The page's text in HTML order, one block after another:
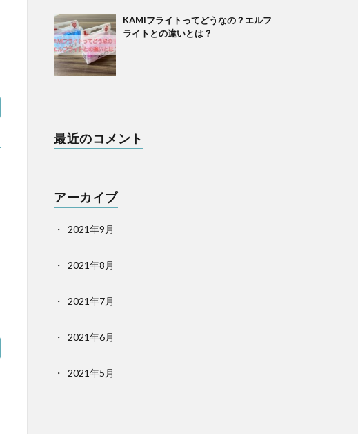
KAMIフライトってどうなの？エルフ
ライトとの違いとは？
最近のコメント
アーカイブ
2021年9月
2021年8月
2021年7月
2021年6月
2021年5月